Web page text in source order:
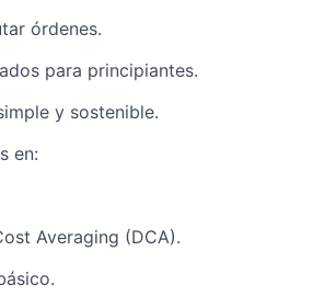
órdenes.
para principiantes.
y sostenible.
en:
Averaging (DCA).